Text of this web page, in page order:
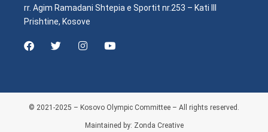
rr. Agim Ramadani Shtepia e Sportit nr.253 – Kati III
Prishtine, Kosove
© 2021-2025 – Kosovo Olympic Committee – All rights reserved.
Maintained by: Zonda Creative